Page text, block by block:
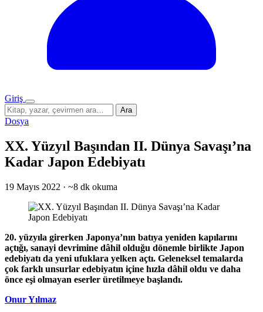
Giriş
Menü
Sitede
ara
Ara
Dosya
XX. Yüzyıl Başından II. Dünya Savaşı’na
Kadar Japon Edebiyatı
19 Mayıs 2022 · ~8 dk okuma
20. yüzyıla girerken Japonya’nın batıya yeniden kapılarını
açtığı, sanayi devrimine dâhil olduğu dönemle birlikte Japon
edebiyatı da yeni ufuklara yelken açtı. Geleneksel temalarda
çok farklı unsurlar edebiyatın içine hızla dâhil oldu ve daha
önce eşi olmayan eserler üretilmeye başlandı.
Onur Yılmaz